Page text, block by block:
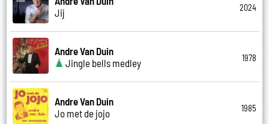
Jij
2024
Andre Van Duin
Jingle bells medley
1978
Andre Van Duin
Jo met de jojo
1985